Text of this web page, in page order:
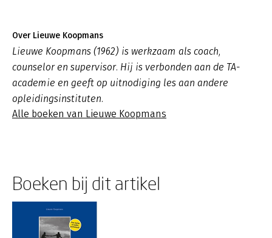
Over Lieuwe Koopmans
Lieuwe Koopmans (1962) is werkzaam als coach,
counselor en supervisor. Hij is verbonden aan de TA-
academie en geeft op uitnodiging les aan andere
opleidingsinstituten.
Alle boeken van Lieuwe Koopmans
Boeken bij dit artikel